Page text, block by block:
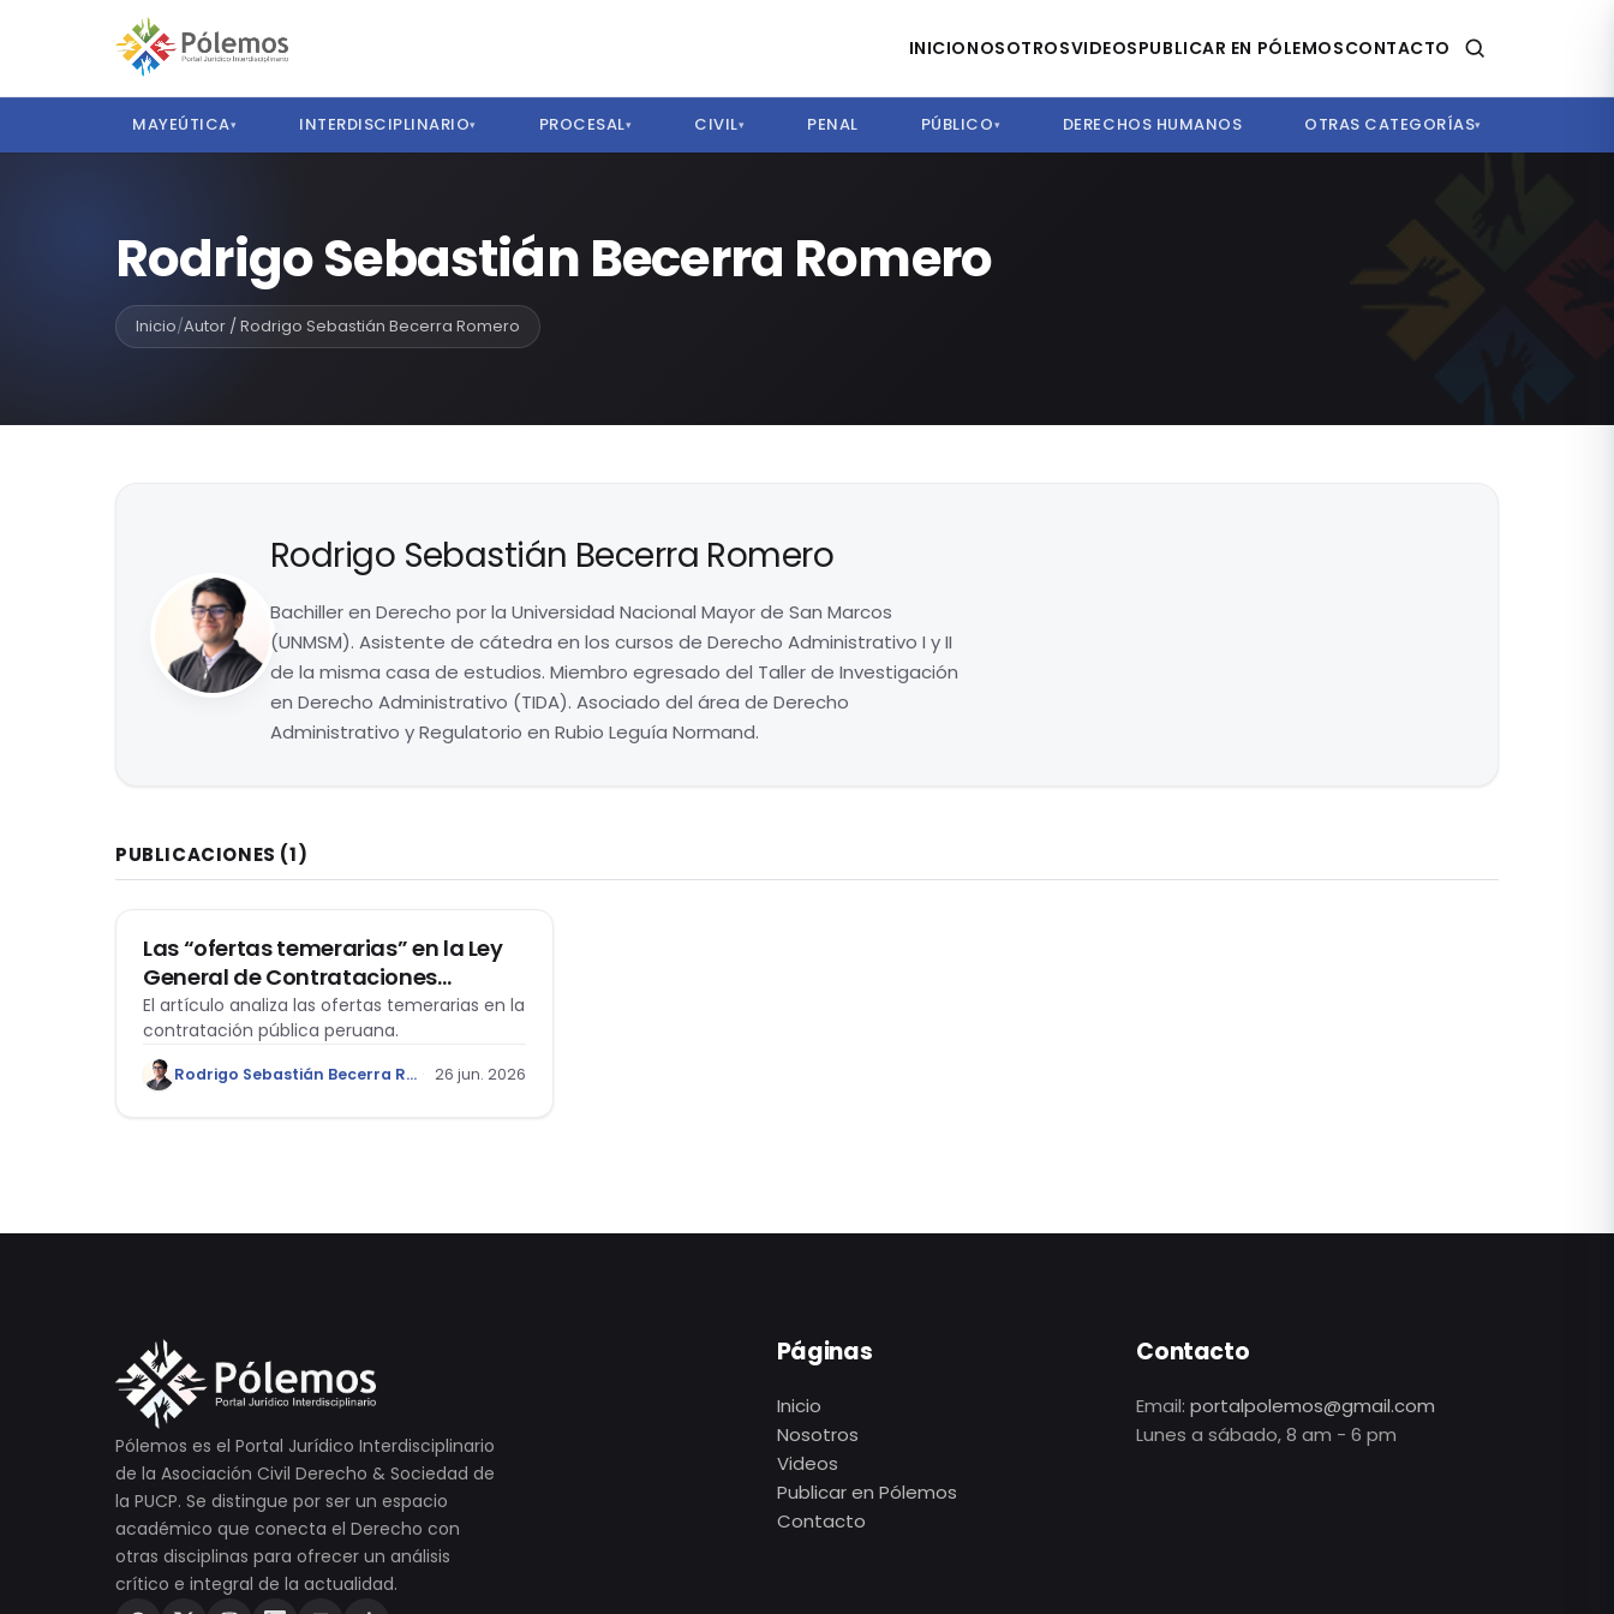
INICIONOSOTROSVIDEOSPUBLICAR EN PÓLEMOSCONTACTO
MAYEÚTICA▾ INTERDISCIPLINARIO▾ PROCESAL▾ CIVIL▾ PENAL PÚBLICO▾ DERECHOS HUMANOS OTRAS CATEGORÍAS▾
Rodrigo Sebastián Becerra Romero
Inicio/Autor / Rodrigo Sebastián Becerra Romero
Rodrigo Sebastián Becerra Romero
Bachiller en Derecho por la Universidad Nacional Mayor de San Marcos
(UNMSM). Asistente de cátedra en los cursos de Derecho Administrativo I y II
de la misma casa de estudios. Miembro egresado del Taller de Investigación
en Derecho Administrativo (TIDA). Asociado del área de Derecho
Administrativo y Regulatorio en Rubio Leguía Normand.
PUBLICACIONES (1)
DERECHO ADMINISTRATIVO
Las “ofertas temerarias” en la Ley
General de Contrataciones
Públicas: regulación vigente y
criterios interpretativos del
Tribunal de Contrataciones
Públicas
El artículo analiza las ofertas temerarias en la
contratación pública peruana.
Rodrigo Sebastián Becerra Romero 26 jun. 2026
Pólemos es el Portal Jurídico Interdisciplinario
de la Asociación Civil Derecho & Sociedad de
la PUCP. Se distingue por ser un espacio
académico que conecta el Derecho con
otras disciplinas para ofrecer un análisis
crítico e integral de la actualidad.
Páginas
Inicio
Nosotros
Videos
Publicar en Pólemos
Contacto
Contacto
Email:portalpolemos@gmail.com
Lunes a sábado, 8 am - 6 pm